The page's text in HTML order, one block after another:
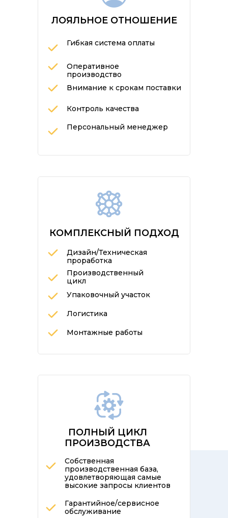
ЛОЯЛЬНОЕ ОТНОШЕНИЕ
КОМПЛЕКСНЫЙ ПОДХОД
ПОЛНЫЙ ЦИКЛ
ПРОИЗВОДСТВА
Гибкая система оплаты
Оперативное
производство
Внимание к срокам поставки
Контроль качества
Персональный менеджер
Дизайн/Техническая
проработка
Производственный
цикл
Упаковочный участок
Логистика
Монтажные работы
Собственная
производственная база,
удовлетворяющая самые
высокие запросы клиентов
Гарантийное/сервисное
обслуживание